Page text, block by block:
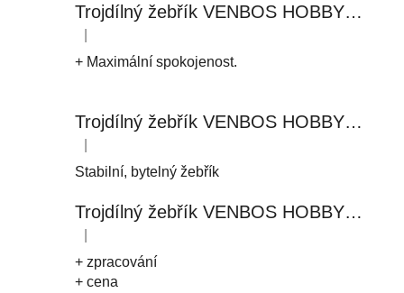
Trojdílný žebřík VENBOS HOBBY 4409 3x9
Hodnocení produktu je 5 z 5 hvězdiček.
+ Maximální spokojenost.
Trojdílný žebřík VENBOS HOBBY 4411 3x11
Hodnocení produktu je 5 z 5 hvězdiček.
Stabilní, bytelný žebřík
Trojdílný žebřík VENBOS HOBBY 4408 3x8
Hodnocení produktu je 5 z 5 hvězdiček.
+ zpracování
+ cena